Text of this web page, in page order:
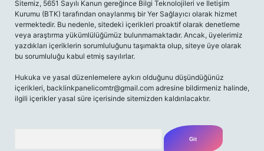
Sitemiz, 5651 Sayılı Kanun gereğince Bilgi Teknolojileri ve İletişim
Kurumu (BTK) tarafından onaylanmış bir Yer Sağlayıcı olarak hizmet
vermektedir. Bu nedenle, sitedeki içerikleri proaktif olarak denetleme
veya araştırma yükümlülüğümüz bulunmamaktadır. Ancak, üyelerimiz
yazdıkları içeriklerin sorumluluğunu taşımakta olup, siteye üye olarak
bu sorumluluğu kabul etmiş sayılırlar.
Hukuka ve yasal düzenlemelere aykırı olduğunu düşündüğünüz
içerikleri, backlinkpanelicomtr@gmail.com adresine bildirmeniz halinde,
ilgili içerikler yasal süre içerisinde sitemizden kaldırılacaktır.